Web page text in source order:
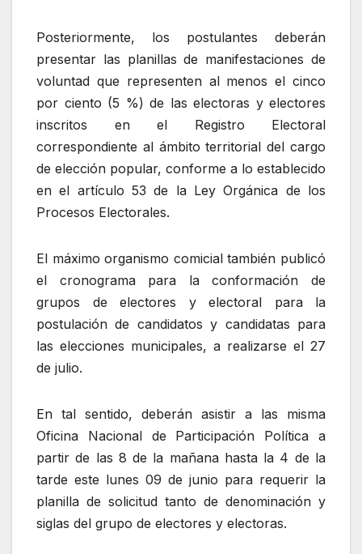
Posteriormente, los postulantes deberán
presentar las planillas de manifestaciones de
voluntad que representen al menos el cinco
por ciento (5 %) de las electoras y electores
inscritos en el Registro Electoral
correspondiente al ámbito territorial del cargo
de elección popular, conforme a lo establecido
en el artículo 53 de la Ley Orgánica de los
Procesos Electorales.
El máximo organismo comicial también publicó
el cronograma para la conformación de
grupos de electores y electoral para la
postulación de candidatos y candidatas para
las elecciones municipales, a realizarse el 27
de julio.
En tal sentido, deberán asistir a las misma
Oficina Nacional de Participación Política a
partir de las 8 de la mañana hasta la 4 de la
tarde este lunes 09 de junio para requerir la
planilla de solicitud tanto de denominación y
siglas del grupo de electores y electoras.